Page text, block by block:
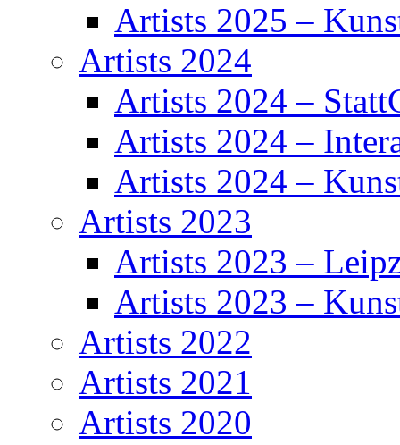
Artists 2025 –
Artists 2024
Artists 2024 –
Artists 2024 –
Artists 2024 –
Artists 2023
Artists 2023 –
Artists 2023 –
Artists 2022
Artists 2021
Artists 2020